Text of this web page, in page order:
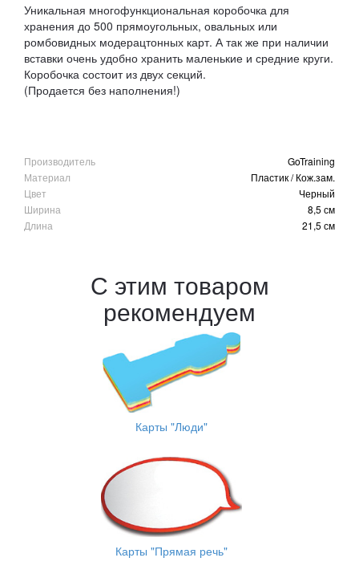
Уникальная многофункциональная коробочка для
хранения до 500 прямоугольных, овальных или
ромбовидных модерацтонных карт. А так же при наличии
вставки очень удобно хранить маленькие и средние круги.
Коробочка состоит из двух секций.
(Продается без наполнения!)
Производитель
GoTraining
Материал
Пластик / Кож.зам.
Цвет
Черный
Ширина
8,5 см
Длина
21,5 см
С этим товаром
рекомендуем
Карты "Люди"
Карты "Прямая речь"